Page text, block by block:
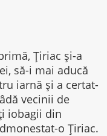
Țiriac și-a
să-i mai aducă
iarnă și a certat-
vecinii de
iobagii din
o Țiriac.